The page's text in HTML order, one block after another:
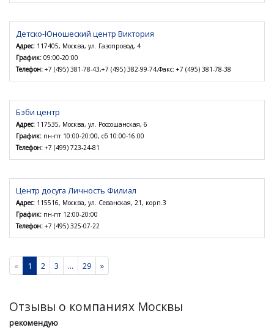
Детско-Юношеский центр Виктория
Адрес: 117405, Москва, ул. Газопровод, 4
График: 09:00-20:00
Телефон: +7 (495) 381-78-43,+7 (495) 382-99-74,Факс: +7 (495) 381-78-38
Бэби центр
Адрес: 117535, Москва, ул. Россошанская, 6
График: пн-пт 10:00-20:00, сб 10:00-16:00
Телефон: +7 (499) 723-24-81
Центр досуга Личность Филиал
Адрес: 115516, Москва, ул. Севанская, 21, корп.3
График: пн-пт 12:00-20:00
Телефон: +7 (495) 325-07-22
« 1 2 3 ... 29 »
Отзывы о компаниях Москвы
рекомендую